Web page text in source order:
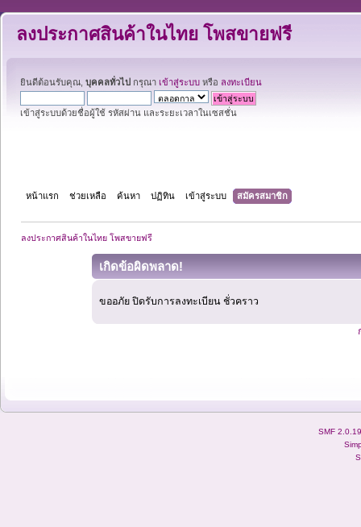
ลงประกาศสินค้าในไทย โพสขายฟรี
ยินดีต้อนรับคุณ, บุคคลทั่วไป กรุณา เข้าสู่ระบบ หรือ ลงทะเบียน
เข้าสู่ระบบด้วยชื่อผู้ใช้ รหัสผ่าน และระยะเวลาในเซสชั่น
หน้าแรก ช่วยเหลือ ค้นหา ปฏิทิน เข้าสู่ระบบ สมัครสมาชิก
ลงประกาศสินค้าในไทย โพสขายฟรี
เกิดข้อผิดพลาด!
ขออภัย ปิดรับการลงทะเบียน ชั่วคราว
SMF 2.0.19